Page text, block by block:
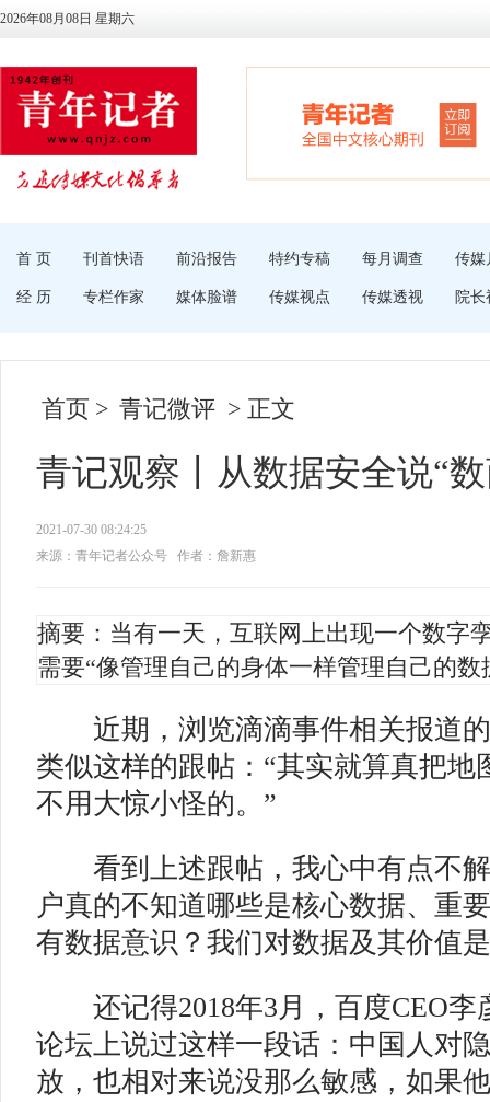
2026年08月08日 星期六
首 页 刊首快语 前沿报告 特约专稿 每月调查 传媒
经 历 专栏作家 媒体脸谱 传媒视点 传媒透视 院长
首页 > 青记微评 > 正文
青记观察丨从数据安全说“
2021-07-30 08:24:25
来源：青年记者公众号
作者：詹新惠
摘要：当有一天，互联网上出现一个数字
需要“像管理自己的身体一样管理自己的数
近期，浏览滴滴事件相关报道的
类似这样的跟帖：“其实就算真把地
不用大惊小怪的。”
看到上述跟帖，我心中有点不解
户真的不知道哪些是核心数据、重
有数据意识？我们对数据及其价值
还记得2018年3月，百度CEO李
论坛上说过这样一段话：中国人对
放，也相对来说没那么敏感，如果